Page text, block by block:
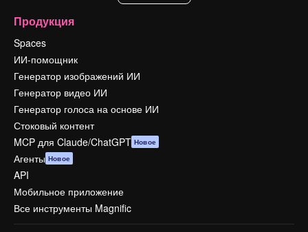
Продукция
Spaces
ИИ-помощник
Генератор изображений ИИ
Генератор видео ИИ
Генератор голоса на основе ИИ
Стоковый контент
MCP для Claude/ChatGPT Новое
Агенты Новое
API
Мобильное приложение
Все инструменты Magnific